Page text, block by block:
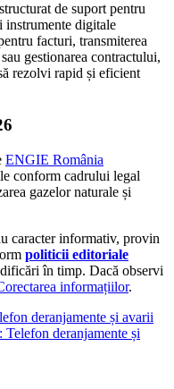
de suport pentru
instrumente digitale
facturi, transmiterea
gestionarea contractului,
rezolvi rapid și eficient
ENGIE România
conform cadrului legal
gazelor naturale și
caracter informativ, provin
politicii editoriale
în timp. Dacă observi
informațiilor.
deranjamente și avarii
deranjamente și